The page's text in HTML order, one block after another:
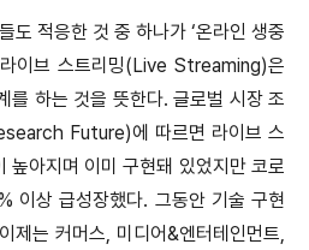
도 적응한 것 중 하나가 ‘온라인 생중
이브 스트리밍(Live Streaming)은
를 하는 것을 뜻한다. 글로벌 시장 조
Future)에 따르면 라이브 스
높아지며 이미 구현돼 있었지만 코로
이상 급성장했다. 그동안 기술 구현
제는 커머스, 미디어&엔터테인먼트,